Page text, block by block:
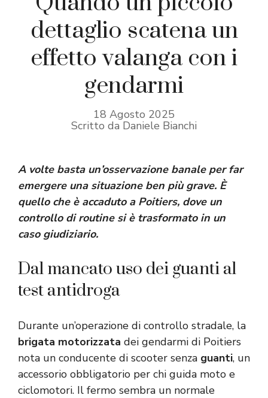
dettaglio scatena un
effetto valanga con i
gendarmi
18 Agosto 2025
Scritto da Daniele Bianchi
A volte basta un’osservazione banale per far
emergere una situazione ben più grave. È
quello che è accaduto a Poitiers, dove un
controllo di routine si è trasformato in un
caso giudiziario.
Dal mancato uso dei guanti al
test antidroga
Durante un’operazione di controllo stradale, la
brigata motorizzata dei gendarmi di Poitiers
nota un conducente di scooter senza guanti, un
accessorio obbligatorio per chi guida moto e
ciclomotori. Il fermo sembra un normale